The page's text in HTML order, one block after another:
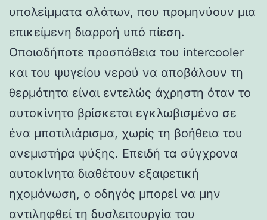
υπολείμματα αλάτων, που προμηνύουν μια
επικείμενη διαρροή υπό πίεση.
Οποιαδήποτε προσπάθεια του intercooler
και του ψυγείου νερού να αποβάλουν τη
θερμότητα είναι εντελώς άχρηστη όταν το
αυτοκίνητο βρίσκεται εγκλωβισμένο σε
ένα μποτιλιάρισμα, χωρίς τη βοήθεια του
ανεμιστήρα ψύξης. Επειδή τα σύγχρονα
αυτοκίνητα διαθέτουν εξαιρετική
ηχομόνωση, ο οδηγός μπορεί να μην
αντιληφθεί τη δυσλειτουργία του